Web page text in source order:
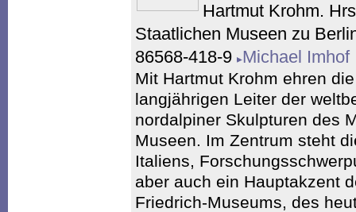
Hartmut Krohm.
Staatlichen Museen zu
86568-418-9 Michael Imhof
Mit Hartmut Krohm ehren
langjährigen Leiter der
nordalpiner Skulpturen des
Museen. Im Zentrum steht
Italiens,
aber auch ein Hauptakzent
Friedrich-Museums, des